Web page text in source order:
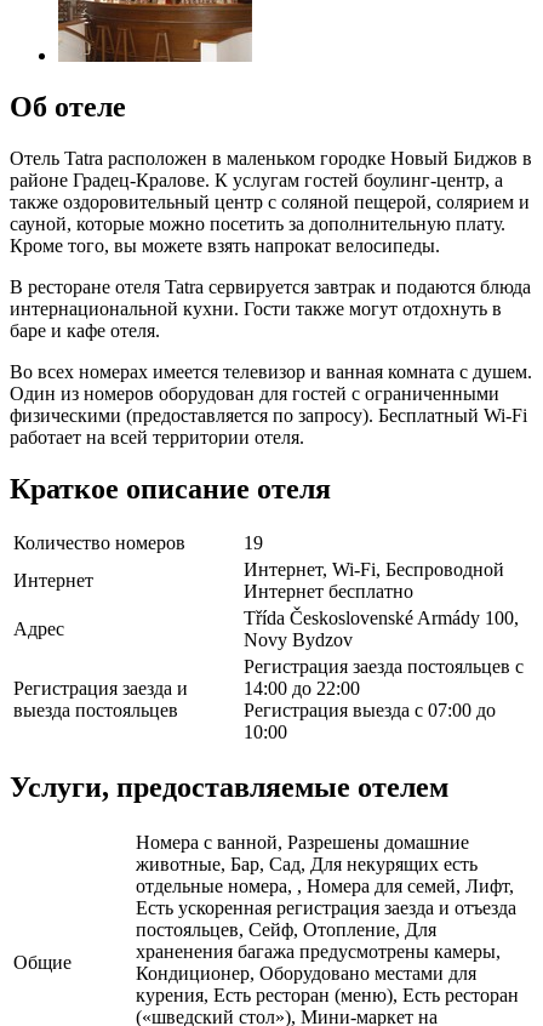
Об отеле
Отель Tatra расположен в маленьком городке Новый Биджов в
районе Градец-Кралове. К услугам гостей боулинг-центр, а
также оздоровительный центр с соляной пещерой, солярием и
сауной, которые можно посетить за дополнительную плату.
Кроме того, вы можете взять напрокат велосипеды.
В ресторане отеля Tatra сервируется завтрак и подаются блюда
интернациональной кухни. Гости также могут отдохнуть в
баре и кафе отеля.
Во всех номерах имеется телевизор и ванная комната с душем.
Один из номеров оборудован для гостей с ограниченными
физическими (предоставляется по запросу). Бесплатный Wi-Fi
работает на всей территории отеля.
Краткое описание отеля
Количество номеров
19
Интернет
Интернет, Wi-Fi, Беспроводной
Интернет бесплатно
Адрес
Třída Československé Armády 100,
Novy Bydzov
Регистрация заезда и
выезда постояльцев
Регистрация заезда постояльцев с
14:00 до 22:00
Регистрация выезда с 07:00 до
10:00
Услуги, предоставляемые отелем
Общие
Номера с ванной, Разрешены домашние
животные, Бар, Сад, Для некурящих есть
отдельные номера, , Номера для семей, Лифт,
Есть ускоренная регистрация заезда и отъезда
постояльцев, Сейф, Отопление, Для
храненения багажа предусмотрены камеры,
Кондиционер, Оборудовано местами для
курения, Есть ресторан (меню), Есть ресторан
(«шведский стол»), Мини-маркет на